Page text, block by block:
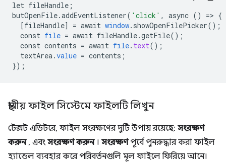
let fileHandle ;
butOpenFile.addEventListener( 'click' , async () => {
[fileHandle] = await window. showOpenFilePicker();
const file = await fileHandle.getFile();
const contents = await file. text();
textArea.value = contents ;
});
স্থানীয় ফাইল সিস্টেমে ফাইলটি লিখুন
টেক্সট এডিটরে, ফাইল সংরক্ষণের দুটি উপায় রয়েছে: সংরক্ষণ
করুন, এবং সংরক্ষণ করুন। সংরক্ষণপূর্বে পুনরুদ্ধার করা ফাইল
হ্যান্ডেল ব্যবহার করে পরিবর্তনগুলি মূল ফাইলে ফিরিয়ে আনে।